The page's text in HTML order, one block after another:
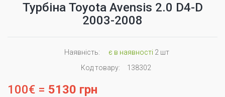
Турбіна Toyota Avensis 2.0 D4-D
2003-2008
Наявність: є в наявності 2 шт
Код товару:
138302
100€ = 5130 грн